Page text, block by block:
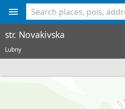
str. Novakivska
Lubny
<% console.log(hcard) %>